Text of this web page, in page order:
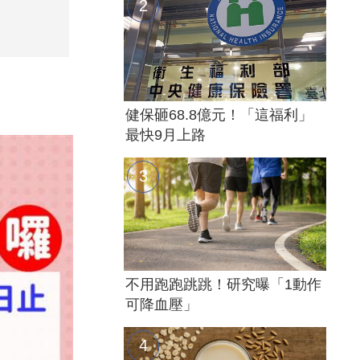
健保砸68.8億元！「這福利」
最快9月上路
不用跑跑跳跳！研究曝「1動作
可降血壓」